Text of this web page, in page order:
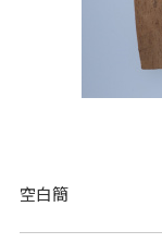
空白簡